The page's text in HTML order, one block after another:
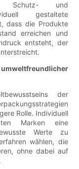
Schutz- und
gestaltete
dass die Produkte
erreichen und
entsteht, der
der
Rolle. Individuell
Marken eine
Werte zu
wählen, die
ohne dabei auf